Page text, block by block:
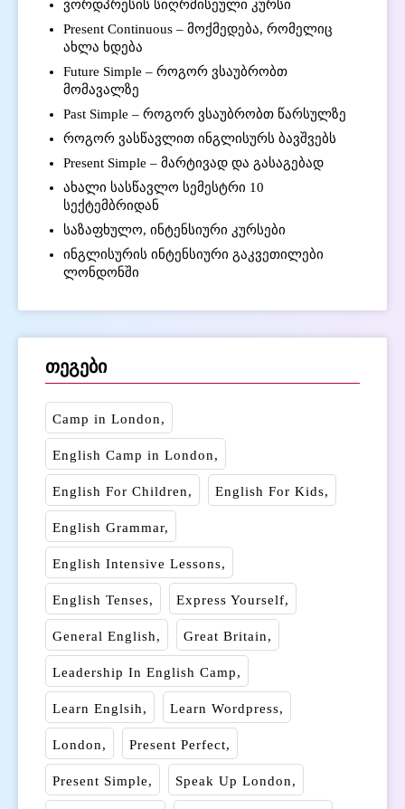
ვორდპრესის სიღრმისეული კურსი
Present Continuous – მოქმედება, რომელიც
ახლა ხდება
Future Simple – როგორ ვსაუბრობთ
მომავალზე
Past Simple – როგორ ვსაუბრობთ წარსულზე
როგორ ვასწავლით ინგლისურს ბავშვებს
Present Simple – მარტივად და გასაგებად
ახალი სასწავლო სემესტრი 10
სექტემბრიდან
საზაფხულო, ინტენსიური კურსები
ინგლისურის ინტენსიური გაკვეთილები
ლონდონში
თეგები
Camp in London
English Camp in London
English For Children English For Kids
English Grammar
English Intensive Lessons
English Tenses Express Yourself
General English Great Britain
Leadership In English Camp
Learn Englsih Learn Wordpress
London Present Perfect
Present Simple Speak Up London